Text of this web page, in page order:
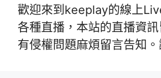
歡迎來到keeplay的線上
各種直播，本站的直播資
有侵權問題麻煩留言告知